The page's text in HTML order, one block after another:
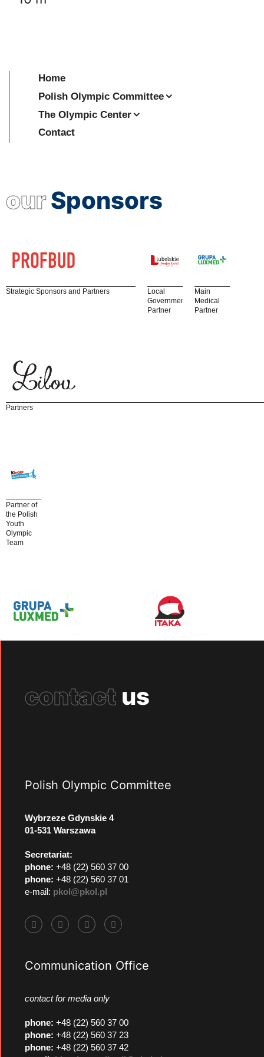
Home
Polish Olympic Committee
The Olympic Center
Contact
ourSponsors
Strategic Sponsors and Partners
Local
Government
Partner
Main
Medical
Partner
Partners
Partner of
the Polish
Youth
Olympic
Team
contact us
Polish Olympic Committee
Wybrzeze Gdynskie 4
01-531 Warszawa
Secretariat:
phone: +48 (22) 560 37 00
phone: +48 (22) 560 37 01
e-mail: pkol@pkol.pl
Communication Office
contact for media only
phone: +48 (22) 560 37 00
phone: +48 (22) 560 37 23
phone: +48 (22) 560 37 42